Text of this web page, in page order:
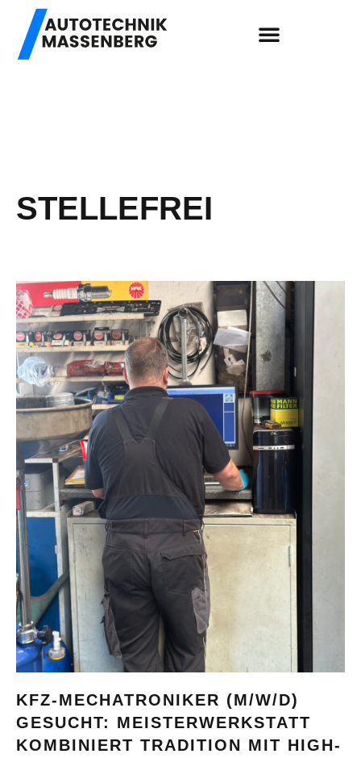
STELLEFREI
KFZ-MECHATRONIKER (M/W/D)
GESUCHT: MEISTERWERKSTATT
KOMBINIERT TRADITION MIT HIGH-